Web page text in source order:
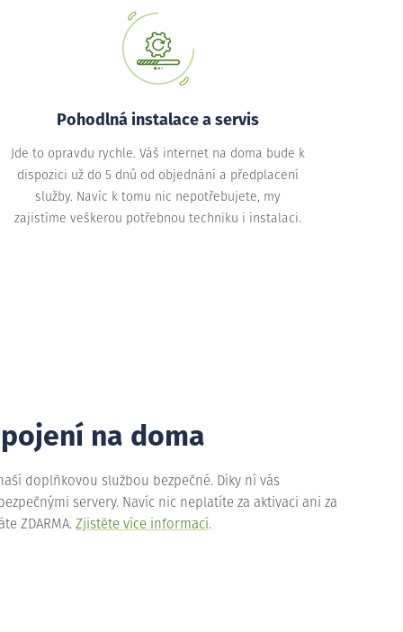
Pohodlná instalace a servis
Jde to opravdu rychle. Váš internet na doma bude k
dispozici už do 5 dnů od objednání a předplacení
služby. Navíc k tomu nic nepotřebujete, my
zajistíme veškerou potřebnou techniku i instalaci.
na doma
doplňkovou službou bezpečné. Díky ní vás
servery. Navíc nic neplatíte za aktivaci ani za
ZDARMA. Zjistěte více informací.